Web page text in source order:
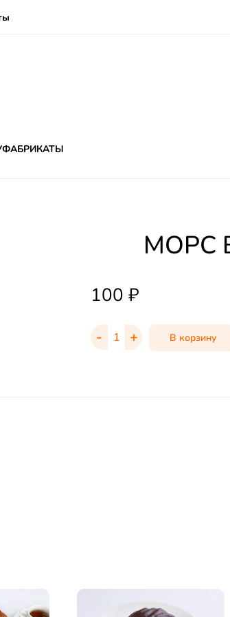
МОРС
100 ₽
- + В корзину